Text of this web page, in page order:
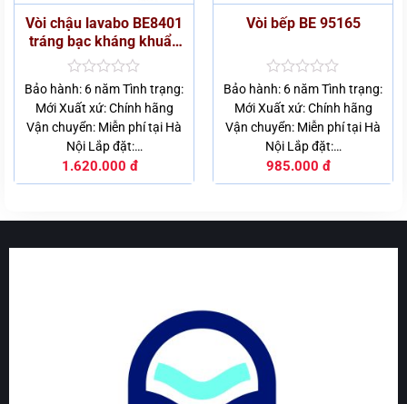
Vòi chậu lavabo BE8401
tráng bạc kháng khuẩn
Nano Ag+
Được
xếp
hạng
0
5
sao
Bảo hành: 6 năm Tình trạng:
Mới Xuất xứ: Chính hãng
Vận chuyển: Miễn phí tại Hà
Nội Lắp đặt:…
1.620.000 đ
Vòi bếp BE 95165
Được
xếp
hạng
0
5
sao
Bảo hành: 6 năm Tình trạng:
Mới Xuất xứ: Chính hãng
Vận chuyển: Miễn phí tại Hà
Nội Lắp đặt:…
985.000 đ